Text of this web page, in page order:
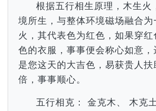
根据五行相生原理，木生火
境所生，与整体环境磁场融合为
火，其代表色为红色，如果穿红
色的衣服，事事便会称心如意，
是您这天的大吉色，易获贵人扶
倍，事事顺心。
五行相克： 金克木、 木克